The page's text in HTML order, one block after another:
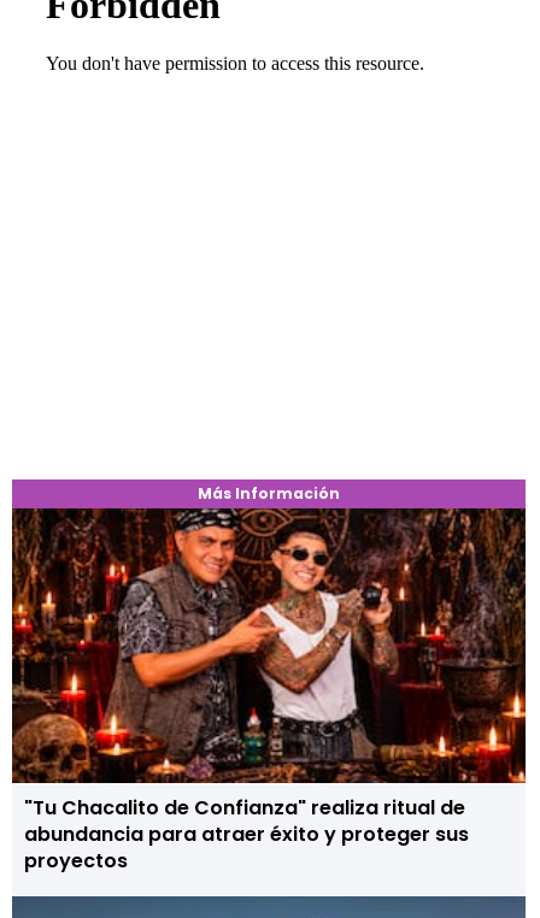
Más Información
"Tu Chacalito de Confianza" realiza ritual de
abundancia para atraer éxito y proteger sus
proyectos